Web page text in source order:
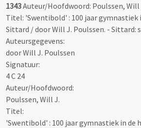
1343Auteur/Hoofdwoord: Poulssen, Will
Titel: 'Swentibold' : 100 jaar gymnastiek
Sittard / door Will J. Poulssen. - Sittard:
Auteursgegevens:
door Will J. Poulssen
Signatuur:
4 C 24
Auteur/Hoofdwoord:
Poulssen, Will J.
Titel:
'Swentibold' : 100 jaar gymnastiek in de